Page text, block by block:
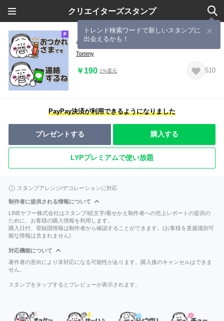
クリエイターズスタンプ
トレンド検索ワードで新しいスタンプに
出会えるかも！
省スペ! タンクトップ部長
Tommy
￥190 1%還元 510
PayPay決済が利用できるようになりました
プレゼントする 購入する
LYPプレミアムで使い放題
スタンプアレンジ/デコレーションに対応
制作者に提供される情報について
LINEヤフー株式会社はスタンプ/絵文字/着せかえ制作者への売上レポートの提供の
ために、お客様の購入情報を利用します。
購入日付、登録国情報は制作者から確認することができます。(お客様を直接識別可
能な情報は含まれません)
対応機能について
著作者の意向により非対応になる可能性があります。購入後のキャンセルはできま
せん。
スタンプをタップするとプレビューが表示されます。